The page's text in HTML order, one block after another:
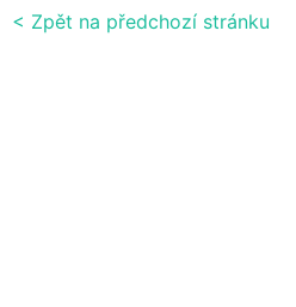
< Zpět na předchozí stránku